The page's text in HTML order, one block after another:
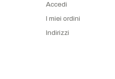
Accedi
I miei ordini
Indirizzi